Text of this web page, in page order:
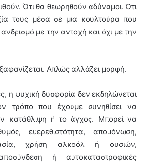
Ότι θα θεωρηθούν αδύναμοι. Ότι
τους μέσα σε μια κουλτούρα που
ανδρισμό με την αντοχή και όχι με την
Απλώς αλλάζει μορφή.
η ψυχική δυσφορία δεν εκδηλώνεται
τρόπο που έχουμε συνηθίσει να
κατάθλιψη ή το άγχος. Μπορεί να
ευερεθιστότητα, απομόνωση,
χρήση αλκοόλ ή ουσιών,
ή αυτοκαταστροφικές